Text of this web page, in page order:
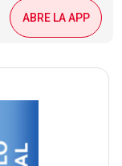
ABRE LA APP